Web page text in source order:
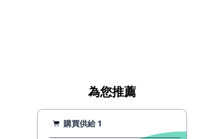
為您推薦
購買供給 1